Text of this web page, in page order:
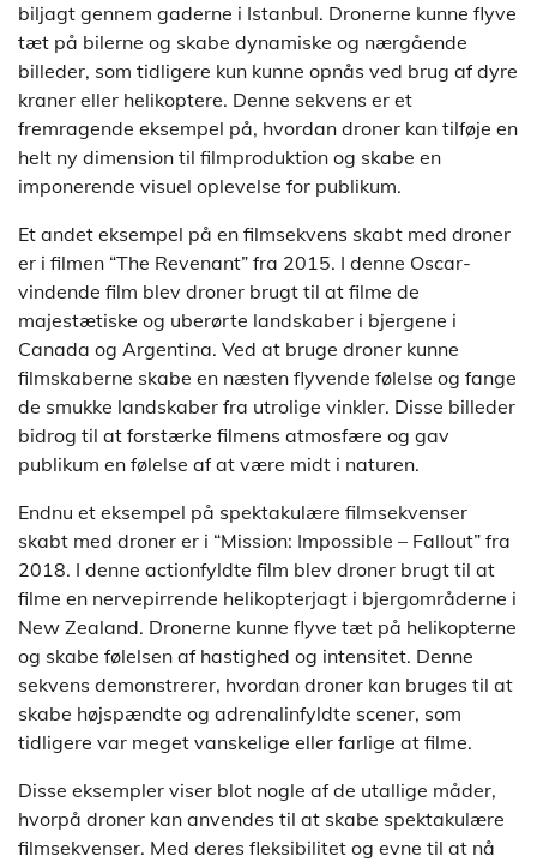
biljagt gennem gaderne i Istanbul. Dronerne kunne flyve
tæt på bilerne og skabe dynamiske og nærgående
billeder, som tidligere kun kunne opnås ved brug af dyre
kraner eller helikoptere. Denne sekvens er et
fremragende eksempel på, hvordan droner kan tilføje en
helt ny dimension til filmproduktion og skabe en
imponerende visuel oplevelse for publikum.
Et andet eksempel på en filmsekvens skabt med droner
er i filmen “The Revenant” fra 2015. I denne Oscar-
vindende film blev droner brugt til at filme de
majestætiske og uberørte landskaber i bjergene i
Canada og Argentina. Ved at bruge droner kunne
filmskaberne skabe en næsten flyvende følelse og fange
de smukke landskaber fra utrolige vinkler. Disse billeder
bidrog til at forstærke filmens atmosfære og gav
publikum en følelse af at være midt i naturen.
Endnu et eksempel på spektakulære filmsekvenser
skabt med droner er i “Mission: Impossible – Fallout” fra
2018. I denne actionfyldte film blev droner brugt til at
filme en nervepirrende helikopterjagt i bjergområderne i
New Zealand. Dronerne kunne flyve tæt på helikopterne
og skabe følelsen af hastighed og intensitet. Denne
sekvens demonstrerer, hvordan droner kan bruges til at
skabe højspændte og adrenalinfyldte scener, som
tidligere var meget vanskelige eller farlige at filme.
Disse eksempler viser blot nogle af de utallige måder,
hvorpå droner kan anvendes til at skabe spektakulære
filmsekvenser. Med deres fleksibilitet og evne til at nå